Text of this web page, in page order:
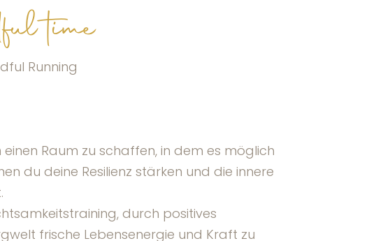
time
Running
Raum zu schaffen, in dem es möglich
du deine Resilienz stärken und die innere
durch positives
frische Lebensenergie und Kraft zu